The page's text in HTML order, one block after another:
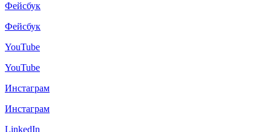
Фейсбук
Фейсбук
YouTube
YouTube
Инстаграм
Инстаграм
LinkedIn